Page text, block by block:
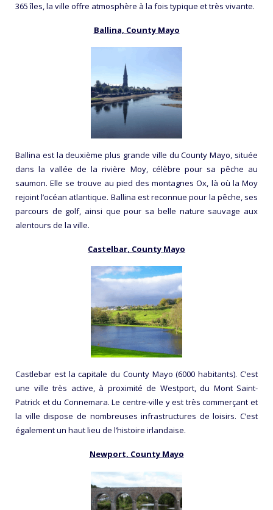
365 îles, la ville offre atmosphère à la fois typique et très vivante.
Ballina, County Mayo
Ballina est la deuxième plus grande ville du County Mayo, située
dans la vallée de la rivière Moy, célèbre pour sa pêche au
saumon. Elle se trouve au pied des montagnes Ox, là où la Moy
rejoint l’océan atlantique. Ballina est reconnue pour la pêche, ses
parcours de golf, ainsi que pour sa belle nature sauvage aux
alentours de la ville.
Castelbar, County Mayo
Castlebar est la capitale du County Mayo (6000 habitants). C’est
une ville très active, à proximité de Westport, du Mont Saint-
Patrick et du Connemara. Le centre-ville y est très commerçant et
la ville dispose de nombreuses infrastructures de loisirs. C’est
également un haut lieu de l’histoire irlandaise.
Newport, County Mayo